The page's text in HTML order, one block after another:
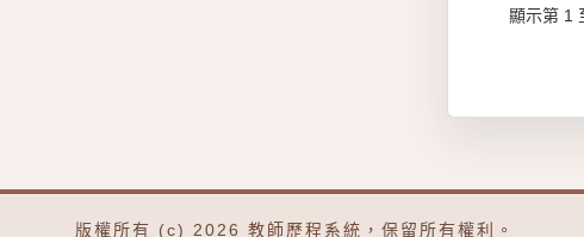
顯示第 1
版權所有 (c) 2026 教師歷程系統 ，保留所有權利。